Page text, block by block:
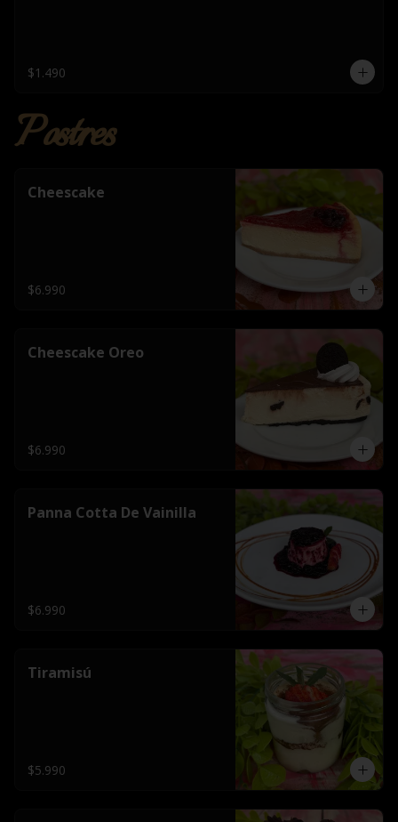
$1.490
Postres
Cheescake
$6.990
Cheescake Oreo
$6.990
Panna Cotta De Vainilla
$6.990
Tiramisú
$5.990